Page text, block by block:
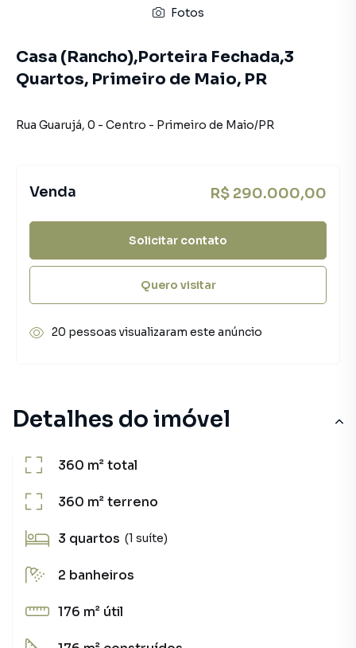
Detalhes do imóvel
360 m²total
360 m²terreno
3 quartos (1 suíte)
2 banheiros
176 m² útil
Fotos
Casa (Rancho),Porteira Fechada,3
Quartos, Primeiro de Maio, PR
Rua Guarujá, 0 - Centro - Primeiro de Maio/PR
Venda R$ 290.000,00
Solicitar contato
Quero visitar
20 pessoas visualizaram este anúncio